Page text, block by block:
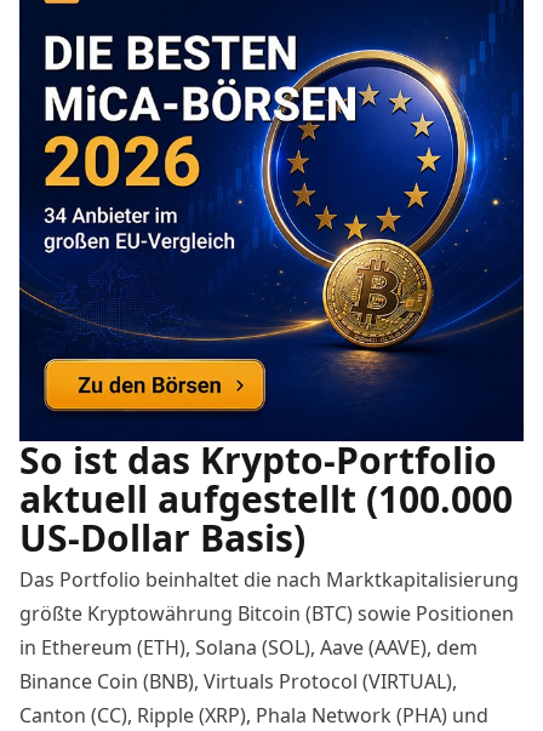
So ist das Krypto-Portfolio
aktuell aufgestellt (100.000
US-Dollar Basis)
Das Portfolio beinhaltet die nach Marktkapitalisierung
größte Kryptowährung Bitcoin (BTC) sowie Positionen
in Ethereum (ETH), Solana (SOL), Aave (AAVE), dem
Binance Coin (BNB), Virtuals Protocol (VIRTUAL),
Canton (CC), Ripple (XRP), Phala Network (PHA) und